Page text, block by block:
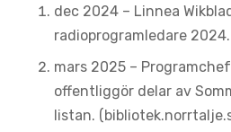
dec 2024 – Linnea
radioprogramledare
mars 2025 –
offentliggör delar av
listan.